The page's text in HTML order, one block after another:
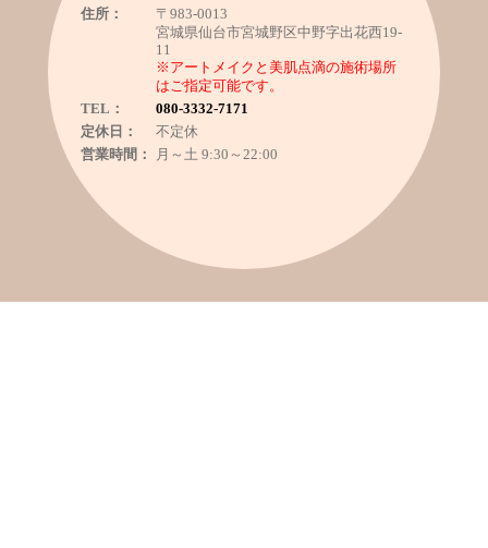
住所：
〒983-0013
宮城県仙台市宮城野区中野字出花西19-
11
※アートメイクと美肌点滴の施術場所
はご指定可能です。
TEL：
080-3332-7171
定休日：
不定休
営業時間：
月～土 9:30～22:00